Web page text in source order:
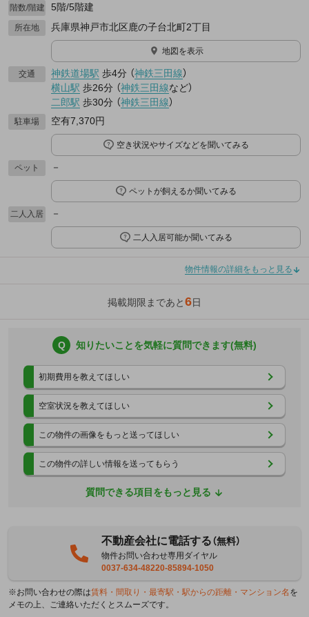
階数/階建 5階/5階建
所在地 兵庫県神戸市北区鹿の子台北町2丁目
地図を表示
交通 神鉄道場駅 歩4分 （神鉄三田線）
横山駅 歩26分 （神鉄三田線など）
二郎駅 歩30分 （神鉄三田線）
駐車場 空有7,370円
空き状況やサイズなどを聞いてみる
ペット －
ペットが飼えるか聞いてみる
二人入居 －
二人入居可能か聞いてみる
物件情報の詳細をもっと見る
掲載期限まであと6日
Q 知りたいことを気軽に質問できます(無料)
初期費用を教えてほしい
空室状況を教えてほしい
この物件の画像をもっと送ってほしい
この物件の詳しい情報を送ってもらう
質問できる項目をもっと見る
不動産会社に電話する（無料）
物件お問い合わせ専用ダイヤル
0037-634-48220-85894-1050
※お問い合わせの際は賃料・間取り・最寄駅・駅からの距離・マンション名 を
メモの上、ご連絡いただくとスムーズです。